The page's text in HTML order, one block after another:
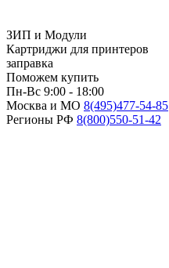
ЗИП и Модули
Картриджи для принтеров
заправка
Поможем купить
Пн-Вс 9:00 - 18:00
Москва и МО 8(495)477-54-85
Регионы РФ 8(800)550-51-42